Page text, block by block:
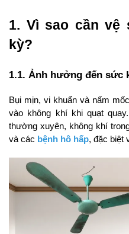
1. Vì sao cần vệ
kỳ?
1.1. Ảnh hưởng đến sức
Bụi mịn, vi khuẩn và nấm
vào không khí khi quạt
thường xuyên, không khí
và các bệnh hô hấp, đặc biệt